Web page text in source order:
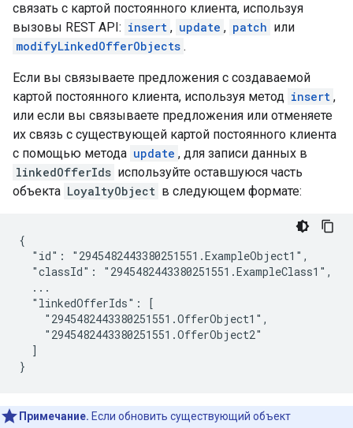
связать с картой постоянного клиента, используя
вызовы REST API: insert , update , patch или
modifyLinkedOfferObjects .
Если вы связываете предложения с создаваемой
картой постоянного клиента, используя метод insert ,
или если вы связываете предложения или отменяете
их связь с существующей картой постоянного клиента
с помощью метода update , для записи данных в
linkedOfferIds используйте оставшуюся часть
объекта LoyaltyObject в следующем формате:
{
  "id": "2945482443380251551.ExampleObject1",
  "classId": "2945482443380251551.ExampleClass1",
  ...
  "linkedOfferIds": [
    "2945482443380251551.OfferObject1",
    "2945482443380251551.OfferObject2"
  ]
}
Примечание. Если обновить существующий объект